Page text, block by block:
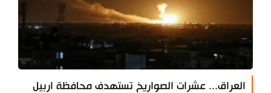
العراق... عشرات الصواريخ تستهدف محافظة اربيل